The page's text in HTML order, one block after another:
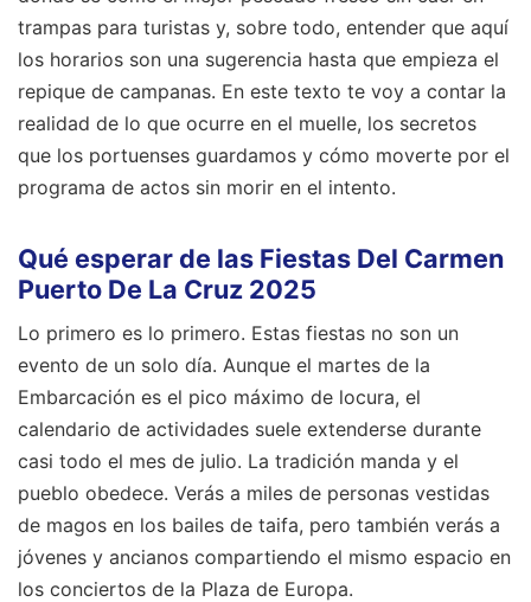
trampas para turistas y, sobre todo, entender que aquí
los horarios son una sugerencia hasta que empieza el
repique de campanas. En este texto te voy a contar la
realidad de lo que ocurre en el muelle, los secretos
que los portuenses guardamos y cómo moverte por el
programa de actos sin morir en el intento.
Qué esperar de las Fiestas Del Carmen
Puerto De La Cruz 2025
Lo primero es lo primero. Estas fiestas no son un
evento de un solo día. Aunque el martes de la
Embarcación es el pico máximo de locura, el
calendario de actividades suele extenderse durante
casi todo el mes de julio. La tradición manda y el
pueblo obedece. Verás a miles de personas vestidas
de magos en los bailes de taifa, pero también verás a
jóvenes y ancianos compartiendo el mismo espacio en
los conciertos de la Plaza de Europa.